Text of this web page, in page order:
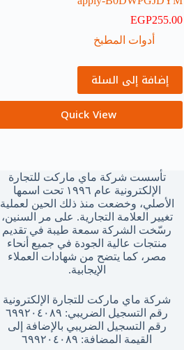
EGP255.00
أدوات المطبخ
إضافة إلى السلة
Quick View
تأسست شركة ماي ماركت للتجارة
الإلكترونية عام ١٩٩٦ تحت اسمها
الأصلي، وخضعت منذ ذلك الحين لعملية
تغيير العلامة التجارية. على مر السنين،
رسّخت الشركة سمعة طيبة في تقديم
منتجات عالية الجودة في جميع أنحاء
مصر، كما يتضح من شهادات العملاء
الإيجابية.
شركة ماي ماركت للتجارة الإلكترونية
رقم التسجيل الضريبي: ٦٩٩٢٠٤٠٨٩
رقم التسجيل الضريبي بالإضافة إلى
القيمة المضافة: ٦٩٩٢٠٤٠٨٩